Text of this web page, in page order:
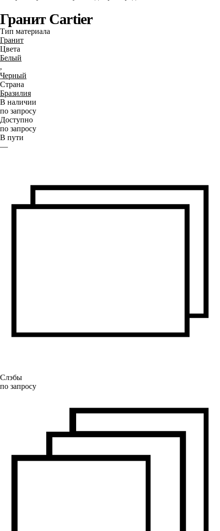
Гранит Cartier
Тип материала
Гранит
Цвета
Белый
,
Черный
Страна
Бразилия
В наличии
по запросу
Доступно
по запросу
В пути
—
Слэбы
по запросу